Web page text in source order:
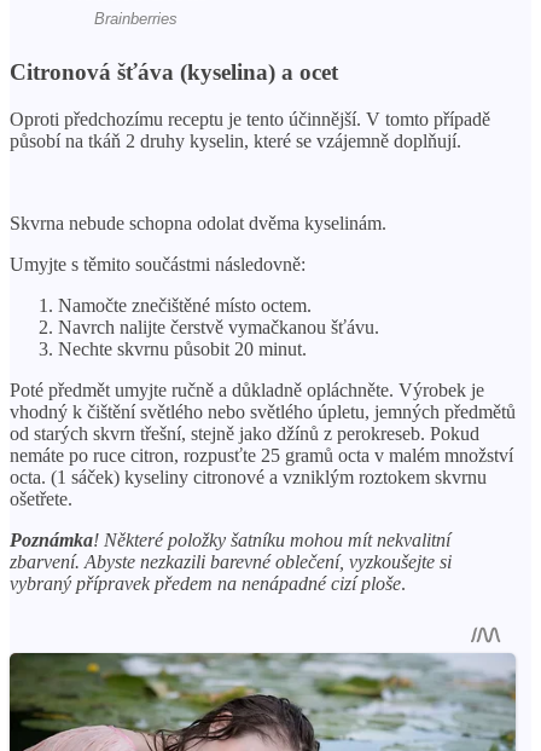
Citronová šťáva (kyselina) a ocet
Oproti předchozímu receptu je tento účinnější. V tomto případě
působí na tkáň 2 druhy kyselin, které se vzájemně doplňují.
Skvrna nebude schopna odolat dvěma kyselinám.
Umyjte s těmito součástmi následovně:
Namočte znečištěné místo octem.
Navrch nalijte čerstvě vymačkanou šťávu.
Nechte skvrnu působit 20 minut.
Poté předmět umyjte ručně a důkladně opláchněte. Výrobek je
vhodný k čištění světlého nebo světlého úpletu, jemných předmětů
od starých skvrn třešní, stejně jako džínů z perokreseb. Pokud
nemáte po ruce citron, rozpusťte 25 gramů octa v malém množství
octa. (1 sáček) kyseliny citronové a vzniklým roztokem skvrnu
ošetřete.
Poznámka! Některé položky šatníku mohou mít nekvalitní
zbarvení. Abyste nezkazili barevné oblečení, vyzkoušejte si
vybraný přípravek předem na nenápadné cizí ploše.